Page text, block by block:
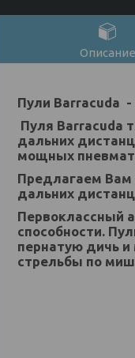
Описание
Пули Barracuda -
Пуля Barracuda
дальних
мощных
Предлагаем Вам
дальних
Первоклассный
способности.
пернатую дичь
стрельбы по